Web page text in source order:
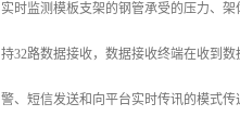
实时监测模板支架的钢管承受的压力、
持32路数据接收，数据接收终端在收到
警、短信发送和向平台实时传讯的模式传